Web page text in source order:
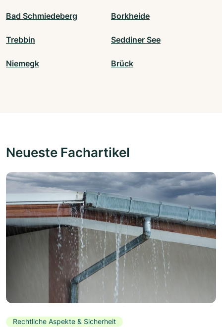
Bad Schmiedeberg Borkheide
Trebbin Seddiner See
Niemegk Brück
Neueste Fachartikel
Rechtliche Aspekte & Sicherheit